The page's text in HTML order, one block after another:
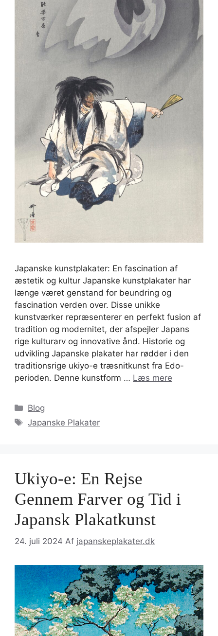
Japanske kunstplakater: En fascination af
æstetik og kultur Japanske kunstplakater har
længe været genstand for beundring og
fascination verden over. Disse unikke
kunstværker repræsenterer en perfekt fusion af
tradition og modernitet, der afspejler Japans
rige kulturarv og innovative ånd. Historie og
udvikling Japanske plakater har rødder i den
traditionsrige ukiyo-e træsnitkunst fra Edo-
perioden. Denne kunstform … Læs mere
Kategorier
Blog
Tags
Japanske Plakater
Ukiyo-e: En Rejse
Gennem Farver og Tid i
Japansk Plakatkunst
24. juli 2024 Af japanskeplakater.dk